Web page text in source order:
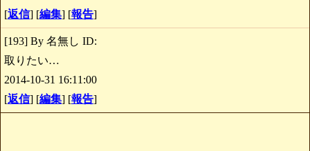
[返信] [編集] [報告]
[193] By 名無し ID:
取りたい…
2014-10-31 16:11:00
[返信] [編集] [報告]